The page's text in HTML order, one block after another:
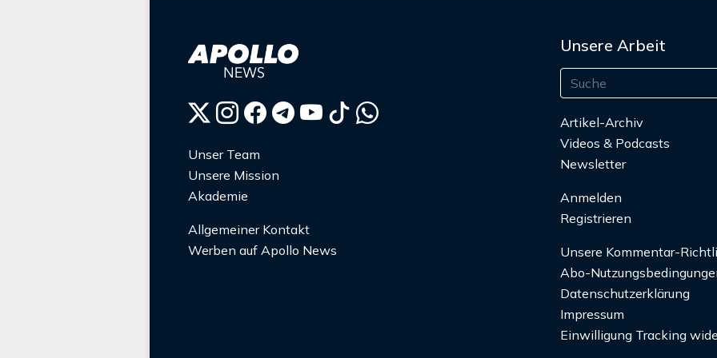
Unser Team
Unsere Mission
Akademie
Allgemeiner Kontakt
Werben auf Apollo News
Unsere Arbeit
Artikel-Archiv
Videos & Podcasts
Newsletter
Anmelden
Registrieren
Unsere Kommentar-
Abo-
Datenschutzerklärung
Impressum
Einwilligung Tracking